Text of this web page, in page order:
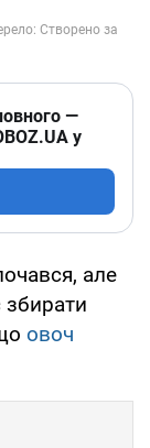
—
у
але
збирати
овоч